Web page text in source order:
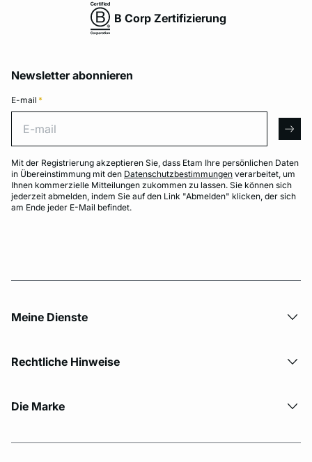
B Corp Zertifizierung
Newsletter abonnieren
E-mail *
Mit der Registrierung akzeptieren Sie, dass Etam Ihre persönlichen Daten
in Übereinstimmung mit den Datenschutzbestimmungen verarbeitet, um
Ihnen kommerzielle Mitteilungen zukommen zu lassen. Sie können sich
jederzeit abmelden, indem Sie auf den Link "Abmelden" klicken, der sich
am Ende jeder E-Mail befindet.
Meine Dienste
Rechtliche Hinweise
Die Marke